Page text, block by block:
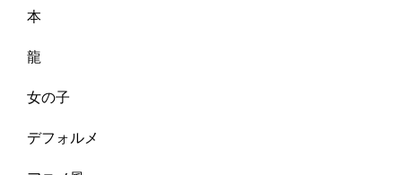
本
龍
女の子
デフォルメ